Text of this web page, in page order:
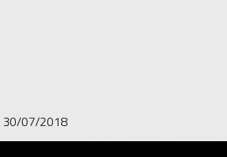
30/07/2018